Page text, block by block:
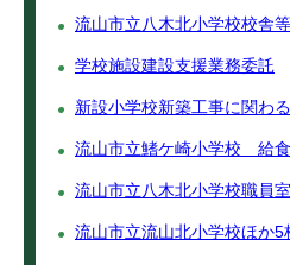
流山市立八木北小学校校舎
学校施設建設支援業務委託
新設小学校新築工事に関わ
流山市立鰭ケ崎小学校 給
流山市立八木北小学校職員
流山市立流山北小学校ほか